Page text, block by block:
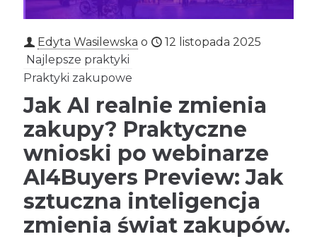
Edyta Wasilewska o
12 listopada 2025
Najlepsze praktyki
Praktyki zakupowe
Jak AI realnie zmienia
zakupy? Praktyczne
wnioski po webinarze
AI4Buyers Preview: Jak
sztuczna inteligencja
zmienia świat zakupów.